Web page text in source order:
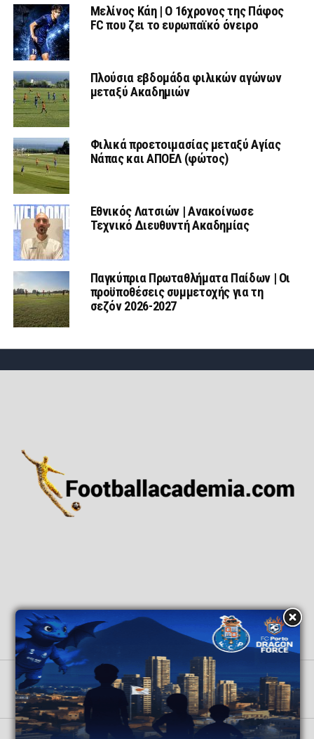
Μελίνος Κάη | Ο 16χρονος της Πάφος
FC που ζει το ευρωπαϊκό όνειρο
Πλούσια εβδομάδα φιλικών αγώνων
μεταξύ Ακαδημιών
Φιλικά προετοιμασίας μεταξύ Αγίας
Νάπας και ΑΠΟΕΛ (φώτος)
Εθνικός Λατσιών | Ανακοίνωσε
Τεχνικό Διευθυντή Ακαδημίας
Παγκύπρια Πρωταθλήματα Παίδων | Οι
προϋποθέσεις συμμετοχής για τη
σεζόν 2026-2027
ΑΡΧΙΚΗ ΕΙΔΗΣΕΙΣ ΕΘΝΙΚΕΣ ΟΜΑΔΕΣ
ΑΚΑΔΗΜΙΕΣ
GRASSROOTS
ΒΑΘΜΟΛΟΓΙΕΣ